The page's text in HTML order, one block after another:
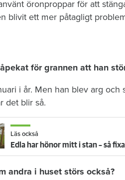
öronproppar för att
blivit ett mer påtagligt
för grannen att han
i år. Men han blev arg och
det blir så.
Läs också
Edla har hönor mitt i stan – så
andra i huset störs också?